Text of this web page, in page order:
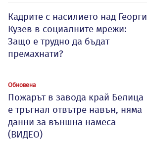
Кадрите с насилието над Георги
Кузев в социалните мрежи:
Защо е трудно да бъдат
премахнати?
Обновена
Пожарът в завода край Белица
е тръгнал отвътре навън, няма
данни за външна намеса
(ВИДЕО)